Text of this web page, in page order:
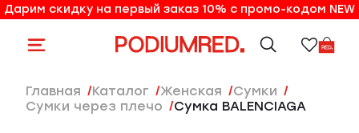
10% на первый заказ по промо-коду NEW
Дарим скидку на первый заказ 10% с промо-кодом NEW
Главная Каталог женская
Сумки
Сумки через плечо
Сумка BALENCIAGA